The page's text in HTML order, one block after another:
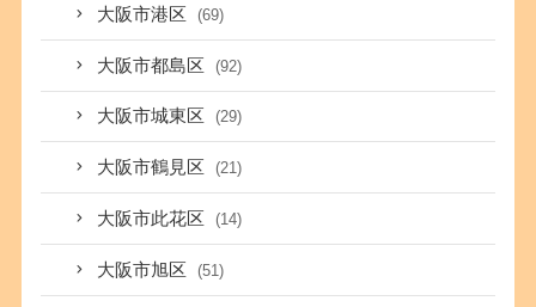
大阪市港区 (69)
大阪市都島区 (92)
大阪市城東区 (29)
大阪市鶴見区 (21)
大阪市此花区 (14)
大阪市旭区 (51)